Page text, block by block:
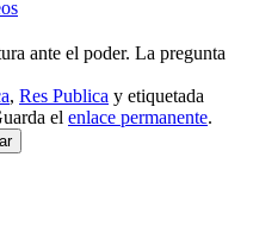
ante el poder. La pregunta
, Res Publica y etiquetada
el enlace permanente.